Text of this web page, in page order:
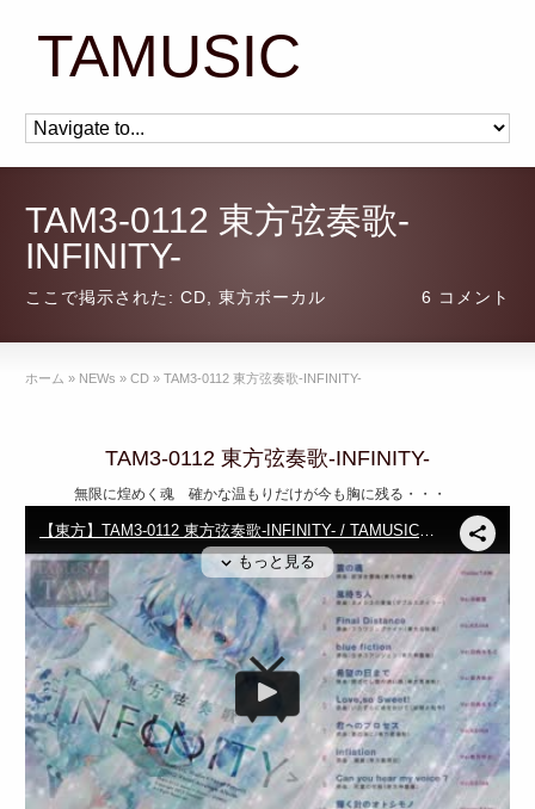
TAMUSIC
TAM3-0112 東方弦奏歌-
INFINITY-
ここで掲示された:CD ,東方ボーカル 6 コメント
ホーム » NEWs » CD » TAM3-0112 東方弦奏歌-INFINITY-
TAM3-0112 東方弦奏歌-INFINITY-
無限に煌めく魂 確かな温もりだけが今も胸に残る・・・